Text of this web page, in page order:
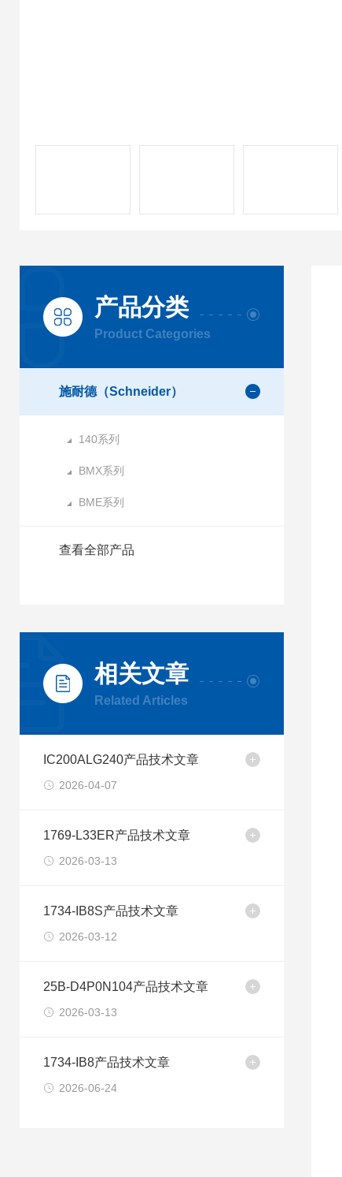
产品分类
Product Categories
施耐德（Schneider）
140系列
BMX系列
BME系列
查看全部产品
相关文章
Related Articles
IC200ALG240产品技术文章
2026-04-07
1769-L33ER产品技术文章
2026-03-13
1734-IB8S产品技术文章
2026-03-12
25B-D4P0N104产品技术文章
2026-03-13
1734-IB8产品技术文章
2026-06-24